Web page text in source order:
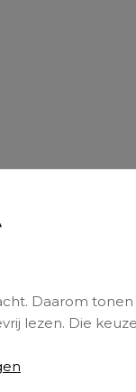
Daarom tonen
lezen. Die
thuis met
de